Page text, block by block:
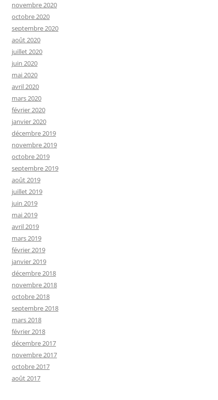
novembre 2020
octobre 2020
septembre 2020
août 2020
juillet 2020
juin 2020
mai 2020
avril 2020
mars 2020
février 2020
janvier 2020
décembre 2019
novembre 2019
octobre 2019
septembre 2019
août 2019
juillet 2019
juin 2019
mai 2019
avril 2019
mars 2019
février 2019
janvier 2019
décembre 2018
novembre 2018
octobre 2018
septembre 2018
mars 2018
février 2018
décembre 2017
novembre 2017
octobre 2017
août 2017